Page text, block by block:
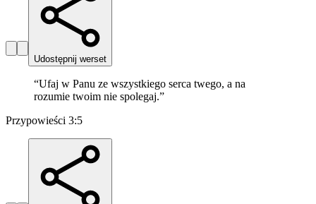
Udostępnij werset
“Ufaj w Panu ze wszystkiego serca twego, a na
rozumie twoim nie spolegaj.”
Przypowieści 3:5